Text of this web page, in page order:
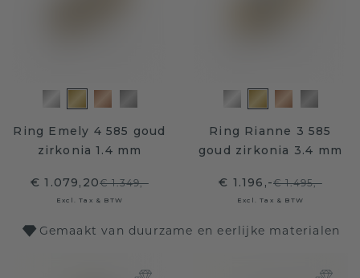
Ring Emely 4 585 goud
zirkonia 1.4 mm
€ 1.079,20€ 1.349,-
Excl. Tax & BTW
Ring Rianne 3 585
goud zirkonia 3.4 mm
€ 1.196,-€ 1.495,-
Excl. Tax & BTW
Gemaakt van duurzame en eerlijke materialen